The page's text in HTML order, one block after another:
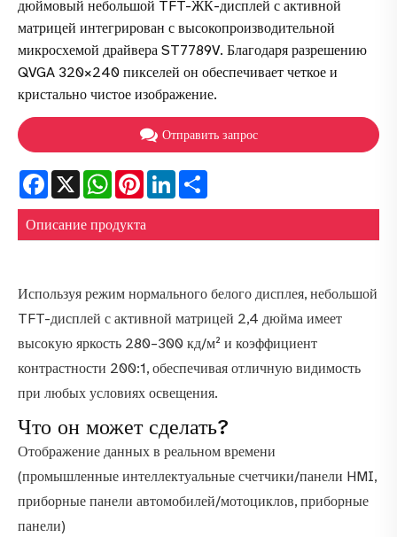
дюймовый небольшой TFT-ЖК-дисплей с активной
матрицей интегрирован с высокопроизводительной
микросхемой драйвера ST7789V. Благодаря разрешению
QVGA 320×240 пикселей он обеспечивает четкое и
кристально чистое изображение.
Отправить запрос
Facebook
X WhatsAppPinterestLinkedIn
Описание продукта
Используя режим нормального белого дисплея, небольшой
TFT-дисплей с активной матрицей 2,4 дюйма имеет
высокую яркость 280–300 кд/м² и коэффициент
контрастности 200:1, обеспечивая отличную видимость
при любых условиях освещения.
Что он может сделать?
Отображение данных в реальном времени
(промышленные интеллектуальные счетчики/панели HMI,
приборные панели автомобилей/мотоциклов, приборные
панели)